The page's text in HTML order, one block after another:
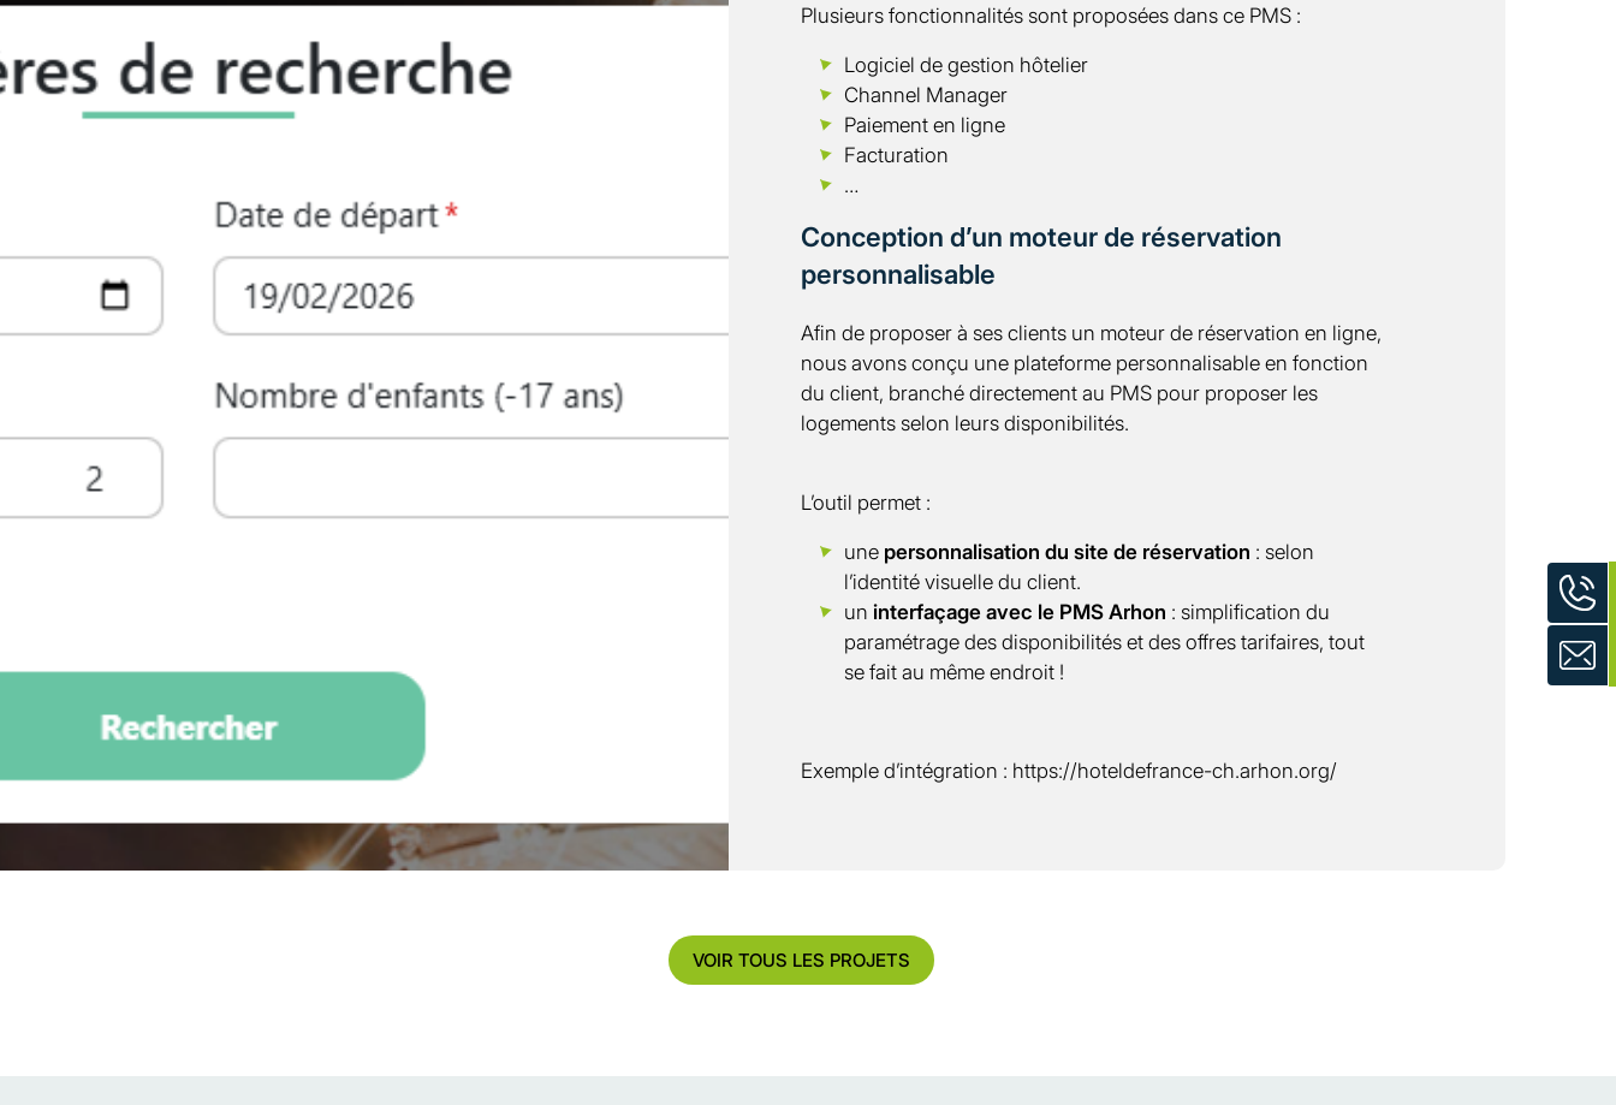
Plusieurs fonctionnalités sont proposées dans ce PMS :
Logiciel de gestion hôtelier
Channel Manager
Paiement en ligne
Facturation
…
Conception d’un moteur de réservation
personnalisable
Afin de proposer à ses clients un moteur de réservation en ligne,
nous avons conçu une plateforme personnalisable en fonction
du client, branché directement au PMS pour proposer les
logements selon leurs disponibilités.
L’outil permet :
une personnalisation du site de réservation : selon
l’identité visuelle du client.
un interfaçage avec le PMS Arhon : simplification du
paramétrage des disponibilités et des offres tarifaires, tout
se fait au même endroit !
Exemple d’intégration : https://hoteldefrance-ch.arhon.org/
VOIR TOUS LES PROJETS